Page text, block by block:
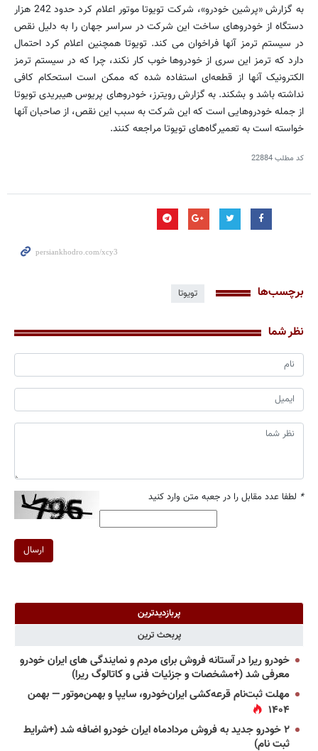
به گزارش «پرشین خودرو»، شرکت تویوتا موتور اعلام کرد حدود 242 هزار
دستگاه از خودروهای ساخت این شرکت در سراسر جهان را به دلیل نقص
در سیستم ترمز آنها فراخوان می کند. تویوتا همچنین اعلام کرد احتمال
دارد که ترمز این سری از خودروها خوب کار نکند، چرا که در سیستم ترمز
الکترونیک آنها از قطعه‌ای استفاده شده که ممکن است استحکام کافی
نداشته باشد و بشکند. به گزارش رویترز، خودروهای پریوس هیبریدی تویوتا
از جمله خودروهایی است که این شرکت به سبب این نقص، از صاحبان آنها
خواسته است به تعمیرگاه‌های تویوتا مراجعه کنند.
کد مطلب22884
برچسب‌ها تویوتا
نظر شما
* لطفا عدد مقابل را در جعبه متن وارد کنید
ارسال
پربازدیدترین
پربحث ترین
خودرو ریرا در آستانه فروش برای مردم و نمایندگی های ایران خودرو
معرفی شد (+مشخصات و جزئیات فنی و کاتالوگ ریرا)
مهلت ثبت‌نام قرعه‌کشی ایران‌خودرو، سایپا و بهمن‌موتور — بهمن
۱۴۰۴
۲ خودرو جدید به فروش مردادماه ایران خودرو اضافه شد (+شرایط
ثبت نام)